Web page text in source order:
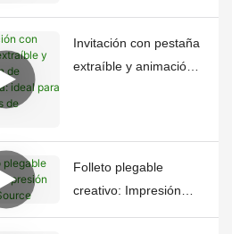
Invitación con pestaña
extraíble y animación
Folleto plegable
creativo: Impresión
táctil de Source